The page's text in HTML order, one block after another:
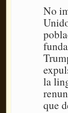
No
la
que